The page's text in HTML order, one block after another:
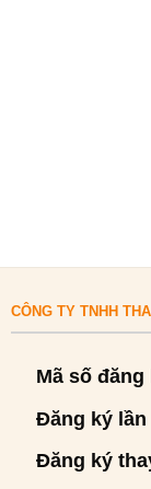
CÔNG TY TNHH
Mã số đăng
Đăng ký lần
Đăng ký